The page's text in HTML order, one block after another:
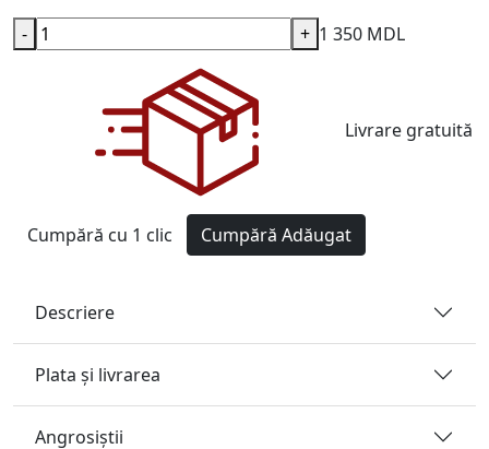
1 350 MDL
- +
Livrare gratuită
Cumpără cu 1 clic Cumpără Adăugat
Descriere
Plata și livrarea
Angrosiştii